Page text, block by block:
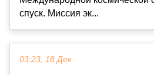
спуск. Миссия эк...
03:23, 18 Дек